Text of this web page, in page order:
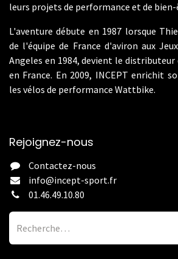
leurs projets de performance et de
L'aventure débute en 1987 lorsque
de l'équipe de France d'aviron aux
Angeles en 1984, devient le distributeur
en France. En 2009, INCEPT enrichit
les vélos de performance Wattbike.
Rejoignez-nous
Contactez-nous
info@incept-sport.fr
01.46.49.10.80